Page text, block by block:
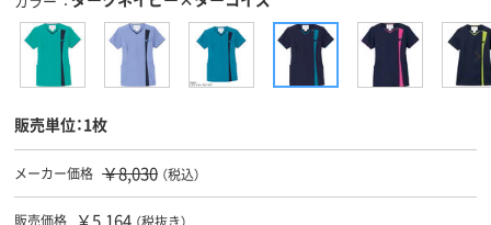
販売単位：1枚
メーカー価格 ￥8,030 （税込）
販売価格 ￥5,164